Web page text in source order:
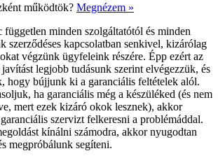
működtök? Megnézem »
minden szolgáltatótól és minden
szerződéses kapcsolatban senkivel, kizárólag
végzünk ügyfeleink részére. Épp ezért az
legjobb tudásunk szerint elvégezzük, és
hogy bújjunk ki a garanciális feltételek alól.
ha garanciális még a készüléked (és nem
mert ezek kizáró okok lesznek), akkor
szervizt felkeresni a problémáddal.
kínálni számodra, akkor nyugodtan
megpróbálunk segíteni.